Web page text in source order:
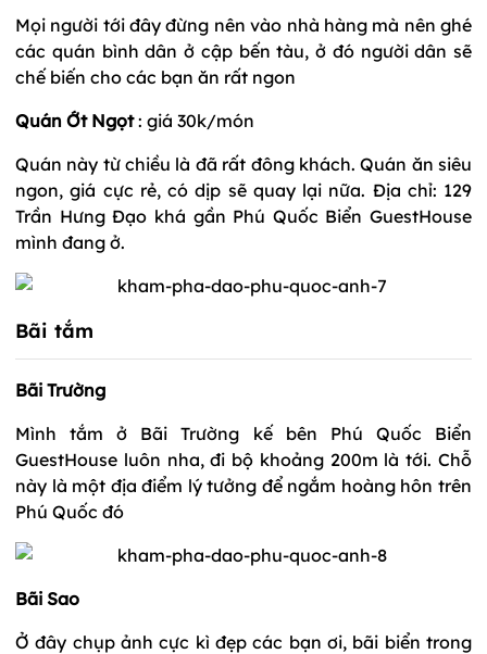
Mọi người tới đây đừng nên vào nhà hàng mà nên ghé
các quán bình dân ở cập bến tàu, ở đó người dân sẽ
chế biến cho các bạn ăn rất ngon
Quán Ớt Ngọt: giá 30k/món
Quán này từ chiều là đã rất đông khách. Quán ăn siêu
ngon, giá cực rẻ, có dịp sẽ quay lại nữa. Địa chỉ: 129
Trần Hưng Đạo khá gần Phú Quốc Biển GuestHouse
mình đang ở.
Bãi tắm
Bãi Trường
Mình tắm ở Bãi Trường kế bên Phú Quốc Biển
GuestHouse luôn nha, đi bộ khoảng 200m là tới. Chỗ
này là một địa điểm lý tưởng để ngắm hoàng hôn trên
Phú Quốc đó
Bãi Sao
Ở đây chụp ảnh cực kì đẹp các bạn ơi, bãi biển trong